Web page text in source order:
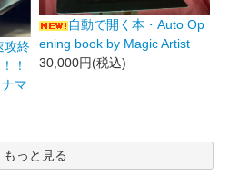
攻終
！
マ
自動で開く本・Auto Op
ening book by Magic Artist
30,000円(税込)
もっと見る